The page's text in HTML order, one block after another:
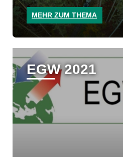
MEHR ZUM THEMA
EGW 2021